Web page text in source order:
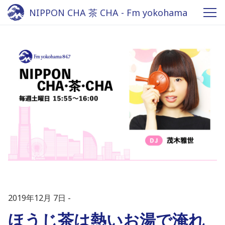
NIPPON CHA 茶 CHA - Fm yokohama
2019年12月 7日
ほうじ茶は熱いお湯で淹れ